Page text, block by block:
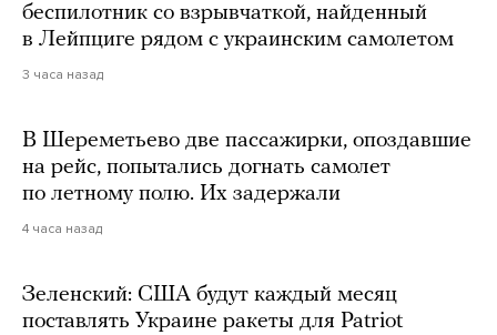
беспилотник со взрывчаткой, найденный
в Лейпциге рядом с украинским самолетом
3 часа назад
В Шереметьево две пассажирки, опоздавшие
на рейс, попытались догнать самолет
по летному полю. Их задержали
4 часа назад
Зеленский: США будут каждый месяц
поставлять Украине ракеты для Patriot